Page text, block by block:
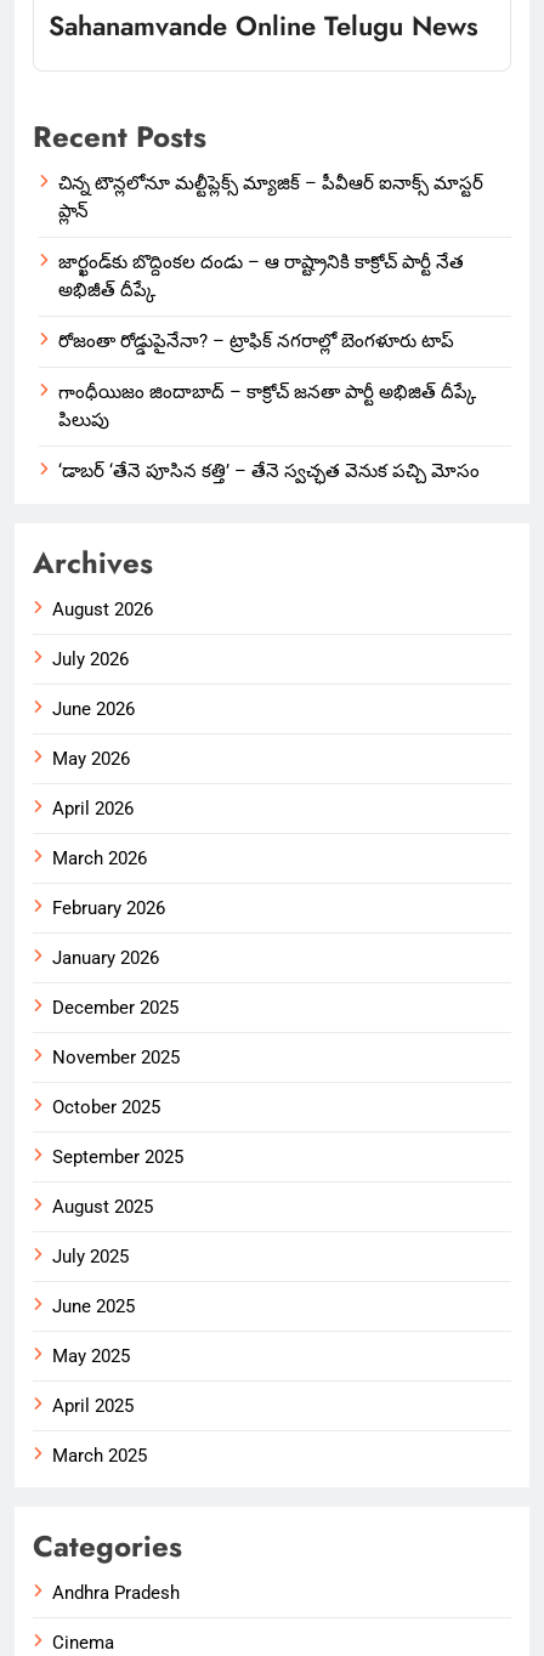
Sahanamvande Online Telugu News
Recent Posts
చిన్న టౌన్లలోనూ మల్టీప్లెక్స్‌ మ్యాజిక్ – పీవీఆర్ ఐనాక్స్ మాస్టర్
ప్లాన్
జార్ఖండ్‌కు బొద్దింకల దండు – ఆ రాష్ట్రానికి కాక్రోచ్ పార్టీ నేత
అభిజీత్ దీప్కే
రోజంతా రోడ్డుపైనేనా? – ట్రాఫిక్ నగరాల్లో బెంగళూరు టాప్
గాంధీయిజం జిందాబాద్ – కాక్రోచ్ జనతా పార్టీ అభిజిత్ దీప్కే
పిలుపు
‘డాబర్ ‘తేనె పూసిన కత్తి’ – తేనె స్వచ్ఛత వెనుక పచ్చి మోసం
Archives
August 2026
July 2026
June 2026
May 2026
April 2026
March 2026
February 2026
January 2026
December 2025
November 2025
October 2025
September 2025
August 2025
July 2025
June 2025
May 2025
April 2025
March 2025
Categories
Andhra Pradesh
Cinema